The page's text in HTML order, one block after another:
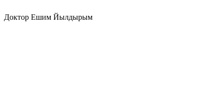
Доктор Ешим Йылдырым